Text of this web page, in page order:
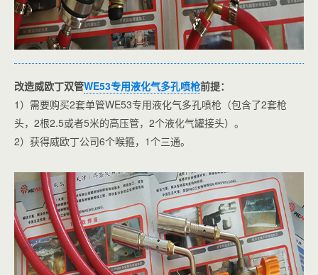
改造威欧丁双管WE53专用液化气多孔喷枪前提：
1）需要购买2套单管WE53专用液化气多孔喷枪（包含了2套枪
头，2根2.5或者5米的高压管，2个液化气罐接头）。
2）获得威欧丁公司6个喉箍，1个三通。